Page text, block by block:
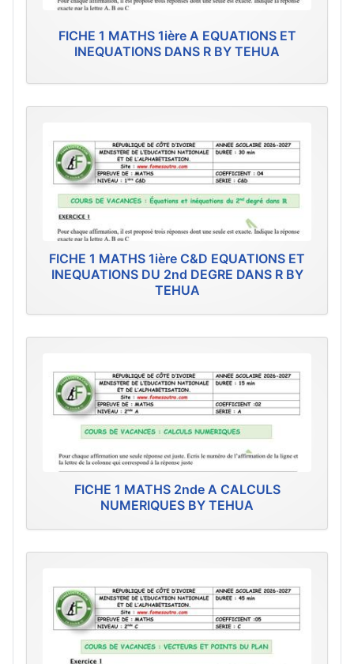
FICHE 1 MATHS 1ière A EQUATIONS ET
INEQUATIONS DANS R BY TEHUA
FICHE 1 MATHS 1ière C&D EQUATIONS ET
INEQUATIONS DU 2nd DEGRE DANS R BY
TEHUA
FICHE 1 MATHS 2nde A CALCULS
NUMERIQUES BY TEHUA